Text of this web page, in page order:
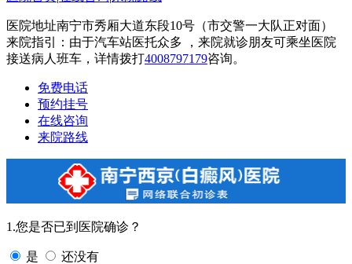
医院地址南宁市秀厢大道东段10号（市交警一大队正对面）
来院指引：由于汽车站医托众多 ，来院就诊朋友可乘坐医院
接送病人班车，详情拨打4008797179咨询。
免费电话
预约挂号
在线咨询
来院路线
1.您是否已到医院确诊？
是 还没有